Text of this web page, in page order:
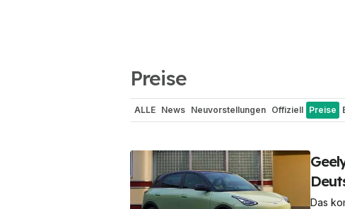
Preise
ALLE News Neuvorstellungen Offiziell Preise
In eigener Sache Gerüchte Sicherheit
Elon Musk Elektro-Luftfahrzeuge Elektro-Roller
Das